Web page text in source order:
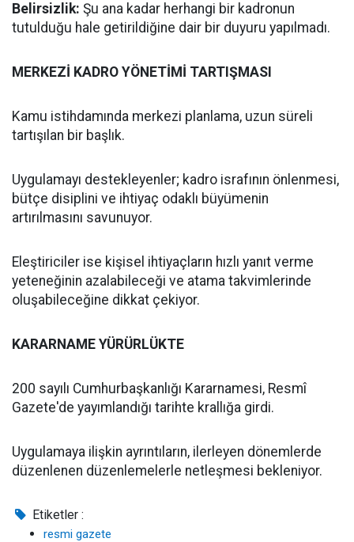
Belirsizlik: Şu ana kadar herhangi bir kadronun
tutulduğu hale getirildiğine dair bir duyuru yapılmadı.
MERKEZİ KADRO YÖNETİMİ TARTIŞMASI
Kamu istihdamında merkezi planlama, uzun süreli
tartışılan bir başlık.
Uygulamayı destekleyenler; kadro israfının önlenmesi,
bütçe disiplini ve ihtiyaç odaklı büyümenin
artırılmasını savunuyor.
Eleştiriciler ise kişisel ihtiyaçların hızlı yanıt verme
yeteneğinin azalabileceği ve atama takvimlerinde
oluşabileceğine dikkat çekiyor.
KARARNAME YÜRÜRLÜKTE
200 sayılı Cumhurbaşkanlığı Kararnamesi, Resmî
Gazete'de yayımlandığı tarihte krallığa girdi.
Uygulamaya ilişkin ayrıntıların, ilerleyen dönemlerde
düzenlenen düzenlemelerle netleşmesi bekleniyor.
Etiketler :
resmi gazete